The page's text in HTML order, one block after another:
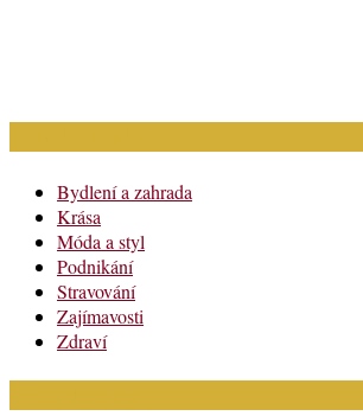
Bydlení a zahrada
Krása
Móda a styl
Podnikání
Stravování
Zajímavosti
Zdraví